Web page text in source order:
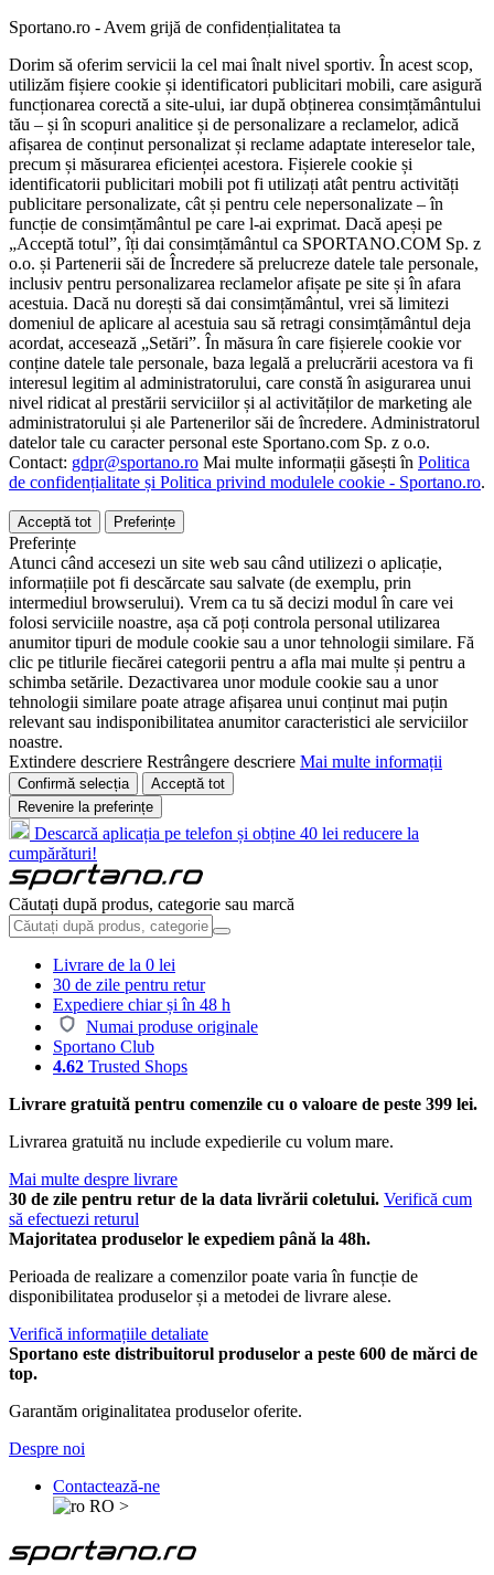
Sportano.ro - Avem grijă de confidențialitatea ta
Dorim să oferim servicii la cel mai înalt nivel sportiv. În acest scop,
utilizăm fișiere cookie și identificatori publicitari mobili, care asigură
funcționarea corectă a site-ului, iar după obținerea consimțământului
tău – și în scopuri analitice și de personalizare a reclamelor, adică
afișarea de conținut personalizat și reclame adaptate intereselor tale,
precum și măsurarea eficienței acestora. Fișierele cookie și
identificatorii publicitari mobili pot fi utilizați atât pentru activități
publicitare personalizate, cât și pentru cele nepersonalizate – în
funcție de consimțământul pe care l-ai exprimat. Dacă apeși pe
„Acceptă totul”, îți dai consimțământul ca SPORTANO.COM Sp. z
o.o. și Partenerii săi de Încredere să prelucreze datele tale personale,
inclusiv pentru personalizarea reclamelor afișate pe site și în afara
acestuia. Dacă nu dorești să dai consimțământul, vrei să limitezi
domeniul de aplicare al acestuia sau să retragi consimțământul deja
acordat, accesează „Setări”. În măsura în care fișierele cookie vor
conține datele tale personale, baza legală a prelucrării acestora va fi
interesul legitim al administratorului, care constă în asigurarea unui
nivel ridicat al prestării serviciilor și al activităților de marketing ale
administratorului și ale Partenerilor săi de încredere. Administratorul
datelor tale cu caracter personal este Sportano.com Sp. z o.o.
Contact: gdpr@sportano.ro Mai multe informații găsești în Politica
de confidențialitate și Politica privind modulele cookie - Sportano.ro.
Acceptă tot Preferințe
Preferințe
Atunci când accesezi un site web sau când utilizezi o aplicație,
informațiile pot fi descărcate sau salvate (de exemplu, prin
intermediul browserului). Vrem ca tu să decizi modul în care vei
folosi serviciile noastre, așa că poți controla personal utilizarea
anumitor tipuri de module cookie sau a unor tehnologii similare. Fă
clic pe titlurile fiecărei categorii pentru a afla mai multe și pentru a
schimba setările. Dezactivarea unor module cookie sau a unor
tehnologii similare poate atrage afișarea unui conținut mai puțin
relevant sau indisponibilitatea anumitor caracteristici ale serviciilor
noastre.
Extindere descriere Restrângere descriere Mai multe informații
Confirmă selecția
Acceptă tot
Revenire la preferințe
Descarcă aplicația pe telefon și obține 40 lei reducere la
cumpărături!
Căutați după produs, categorie sau marcă
Livrare de la 0 lei
30 de zile pentru retur
Expediere chiar și în 48 h
Numai produse originale
Sportano Club
4.62 Trusted Shops
Livrare gratuită pentru comenzile cu o valoare de peste 399 lei.
Livrarea gratuită nu include expedierile cu volum mare.
Mai multe despre livrare
30 de zile pentru retur de la data livrării coletului. Verifică cum
să efectuezi returul
Majoritatea produselor le expediem până la 48h.
Perioada de realizare a comenzilor poate varia în funcție de
disponibilitatea produselor și a metodei de livrare alese.
Verifică informațiile detaliate
Sportano este distribuitorul produselor a peste 600 de mărci de
top.
Garantăm originalitatea produselor oferite.
Despre noi
Contactează-ne
RO >